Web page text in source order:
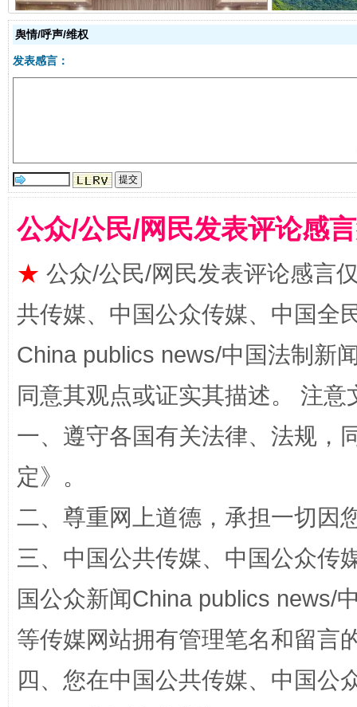
国家大学科技园优化重塑工作
完善运行机制助力责任有效落实 一纸欠
舆情/呼声/维权
发表感言：
公众/公民/网民发表评论感
★ 公众/公民/网民发表评论感言
共传媒、中国公众传媒、中国全
China publics news/中国法制新
同意其观点或证实其描述。 注
一、遵守各国有关法律、法规，
定》。
二、尊重网上道德，承担一切因
三、中国公共传媒、中国公众传
国公众新闻China publics news/
等传媒网站拥有管理笔名和留言
四、您在中国公共传媒、中国公